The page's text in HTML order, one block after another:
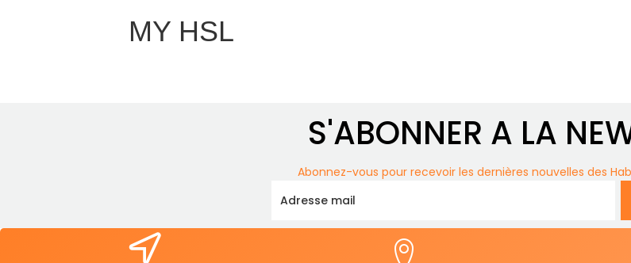
MY HSL
S'ABONNER A LA
Abonnez-vous pour recevoir les dernières nouvelles des